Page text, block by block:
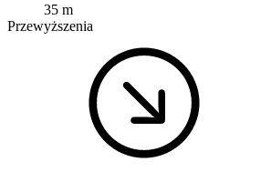
35 m
Przewyższenia